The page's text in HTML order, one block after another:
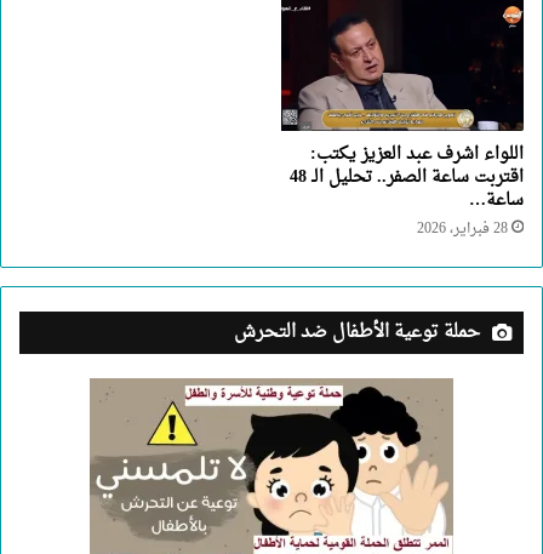
اللواء اشرف عبد العزيز يكتب:
اقتربت ساعة الصفر.. تحليل الـ 48
ساعة…
28 فبراير، 2026
حملة توعية الأطفال ضد التحرش